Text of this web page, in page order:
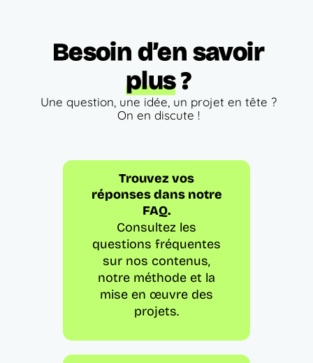
Besoin d’en savoir
plus?
Une question, une idée, un projet en tête ?
On en discute !
Trouvez vos
réponses dans notre
FAQ.
Consultez les
questions fréquentes
sur nos contenus,
notre méthode et la
mise en œuvre des
projets.